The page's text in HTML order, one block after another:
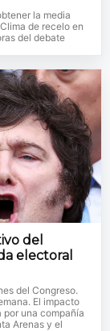
la media
de recelo en
del debate
del
electoral
del Congreso.
El impacto
una compañía
Arenas y el